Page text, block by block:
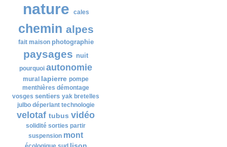
nature cales
chemin alpes
fait maison photographie
paysages nuit
pourquoi autonomie
mural lapierre pompe
menthières démontage
vosges sentiers yak bretelles
julbo déperlant technologie
velotaf tubus vidéo
solidité sorties partir
suspension mont